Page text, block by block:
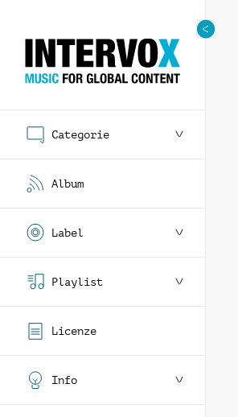
Categorie
Album
Label
Playlist
Licenze
Info